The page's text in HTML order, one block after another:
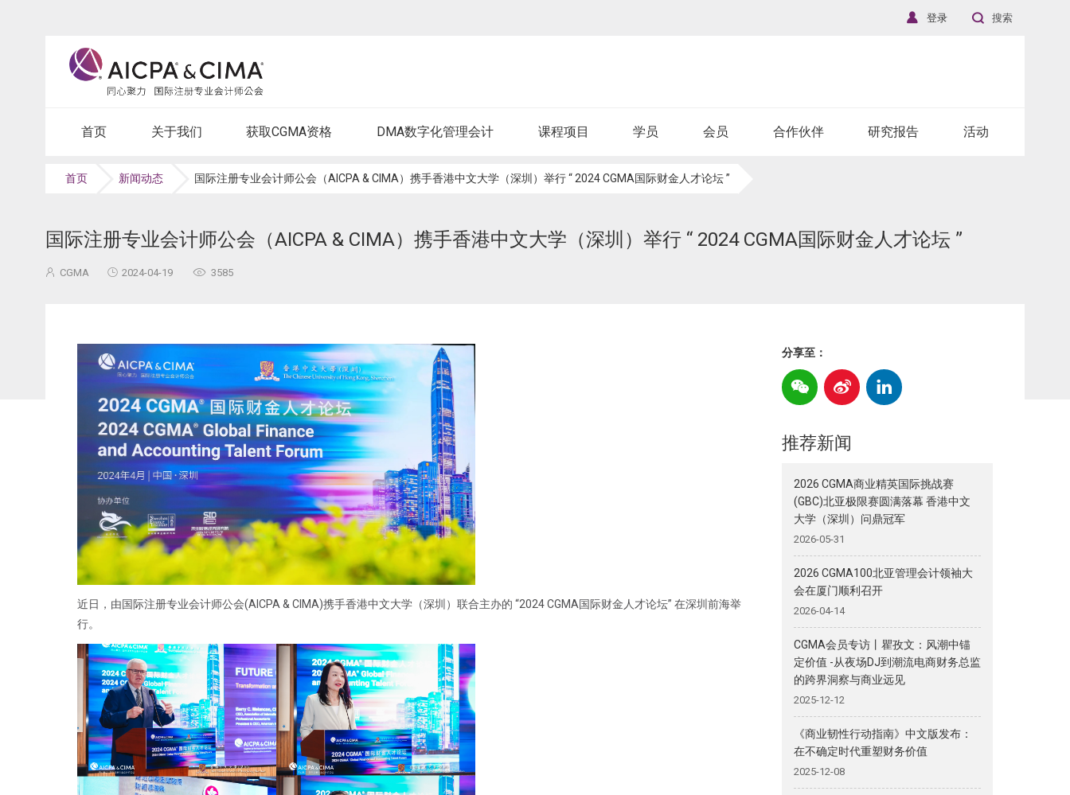
登录 搜索
首页 关于我们 获取CGMA资格 DMA数字化管理会计 课程项目 学员 会员 合作伙伴 研究报告 活动
首页 新闻动态 国际注册专业会计师公会（AICPA & CIMA）携手香港中文大学（深圳）举行 “ 2024 CGMA国际财金人才论坛 ”
国际注册专业会计师公会（AICPA & CIMA）携手香港中文大学（深圳）举行 “ 2024 CGMA国际财金人才论坛 ”
CGMA 2024-04-19 3585
近日，由国际注册专业会计师公会(AICPA & CIMA)携手香港中文大学（深圳）联合主办的 “2024 CGMA国际财金人才论坛” 在深圳前海举
行。
分享至：
推荐新闻
2026 CGMA商业精英国际挑战赛
(GBC)北亚极限赛圆满落幕 香港中文
大学（深圳）问鼎冠军
2026-05-31
2026 CGMA100北亚管理会计领袖大
会在厦门顺利召开
2026-04-14
CGMA会员专访丨瞿孜文：风潮中锚
定价值 -从夜场DJ到潮流电商财务总监
的跨界洞察与商业远见
2025-12-12
《商业韧性行动指南》中文版发布：
在不确定时代重塑财务价值
2025-12-08